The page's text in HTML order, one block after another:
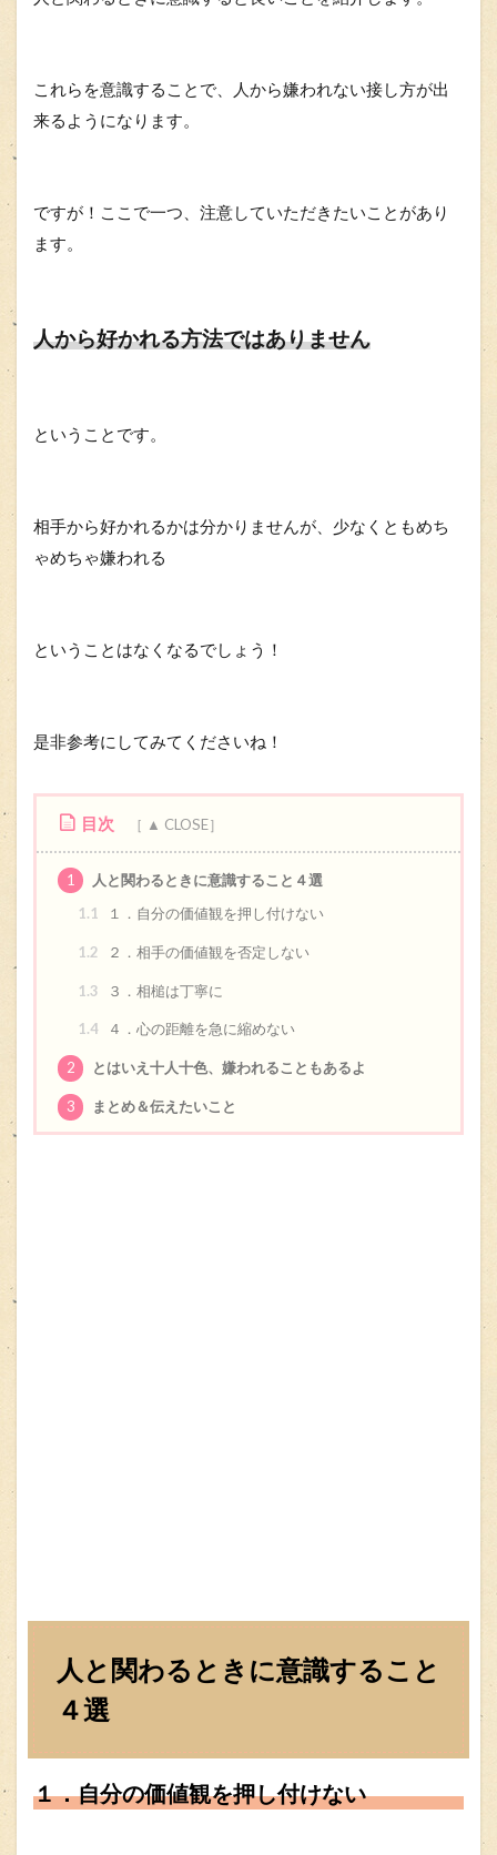
これらを意識することで、人から嫌われない接し方が出
来るようになります。
ですが！ここで一つ、注意していただきたいことがあり
ます。
人から好かれる方法ではありません
ということです。
相手から好かれるかは分かりませんが、少なくともめち
ゃめちゃ嫌われる
ということはなくなるでしょう！
是非参考にしてみてくださいね！
目次
1
人と関わるときに意識すること４選
1.1
１．自分の価値観を押し付けない
1.2 ２．相手の価値観を否定しない
1.3 ３．相槌は丁寧に
1.4 ４．心の距離を急に縮めない
2 とはいえ十人十色、嫌われることもあるよ
3 まとめ＆伝えたいこと
人と関わるときに意識すること
４選
１．自分の価値観を押し付けない